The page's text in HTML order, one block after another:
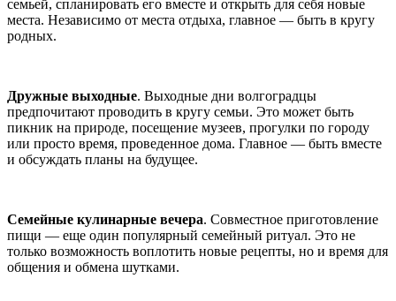
семьей, спланировать его вместе и открыть для себя новые
места. Независимо от места отдыха, главное — быть в кругу
родных.
Дружные выходные. Выходные дни волгоградцы
предпочитают проводить в кругу семьи. Это может быть
пикник на природе, посещение музеев, прогулки по городу
или просто время, проведенное дома. Главное — быть вместе
и обсуждать планы на будущее.
Семейные кулинарные вечера. Совместное приготовление
пищи — еще один популярный семейный ритуал. Это не
только возможность воплотить новые рецепты, но и время для
общения и обмена шутками.